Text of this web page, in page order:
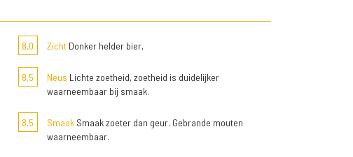
8,0 ZichtDonker helder bier,
8,5 Neus Lichte zoetheid, zoetheid is duidelijker
waarneembaar bij smaak.
8,5 SmaakSmaak zoeter dan geur. Gebrande mouten
waarneembaar.